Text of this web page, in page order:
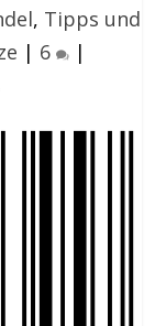
, Tipps und
| 6 |